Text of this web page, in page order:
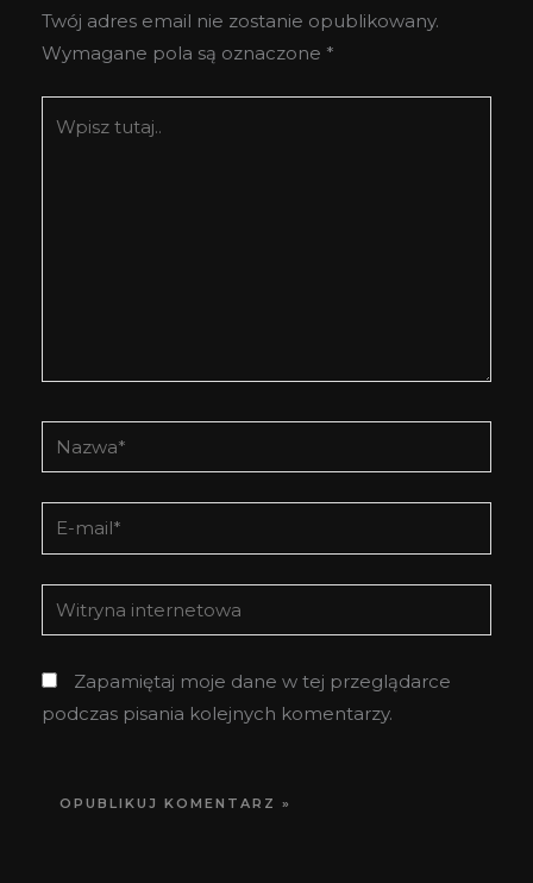
Twój adres email nie zostanie opublikowany.
Wymagane pola są oznaczone *
tutaj..
Nazwa*
E-
mail*
Witryna
internetowa
Zapamiętaj moje dane w tej przeglądarce
podczas pisania kolejnych komentarzy.